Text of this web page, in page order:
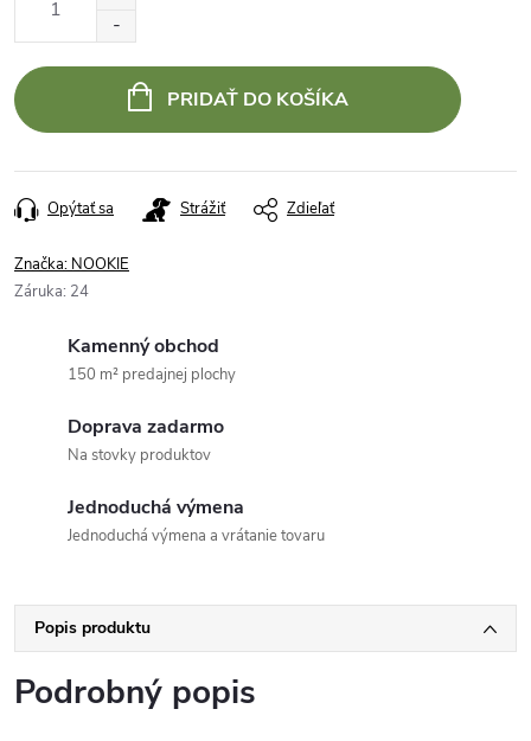
PRIDAŤ DO KOŠÍKA
Opýtať sa Strážiť Zdieľať
Značka: NOOKIE
Záruka: 24
Kamenný obchod
150 m² predajnej plochy
Doprava zadarmo
Na stovky produktov
Jednoduchá výmena
Jednoduchá výmena a vrátanie tovaru
Popis produktu
Podrobný popis